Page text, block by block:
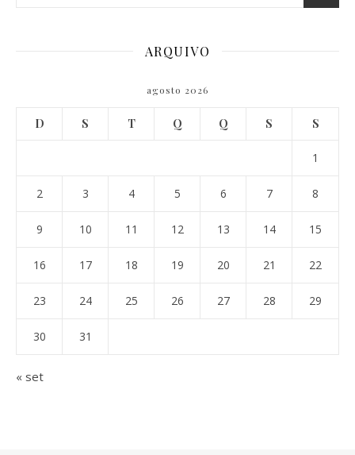
ARQUIVO
agosto 2026
D S T Q Q S S
1
2 3 4 5 6 7 8
9 10 11 12 13 14 15
16 17 18 19 20 21 22
23 24 25 26 27 28 29
30 31
« set